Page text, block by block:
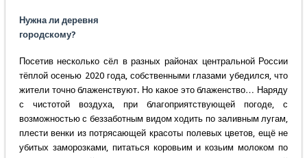
Нужна ли деревня
городскому?
Посетив несколько сёл в разных районах центральной России
тёплой осенью 2020 года, собственными глазами убедился, что
жители точно блаженствуют. Но какое это блаженство… Наряду
с чистотой воздуха, при благоприятствующей погоде, с
возможностью с беззаботным видом ходить по заливным лугам,
плести венки из потрясающей красоты полевых цветов, ещё не
убитых заморозками, питаться коровьим и козьим молоком по